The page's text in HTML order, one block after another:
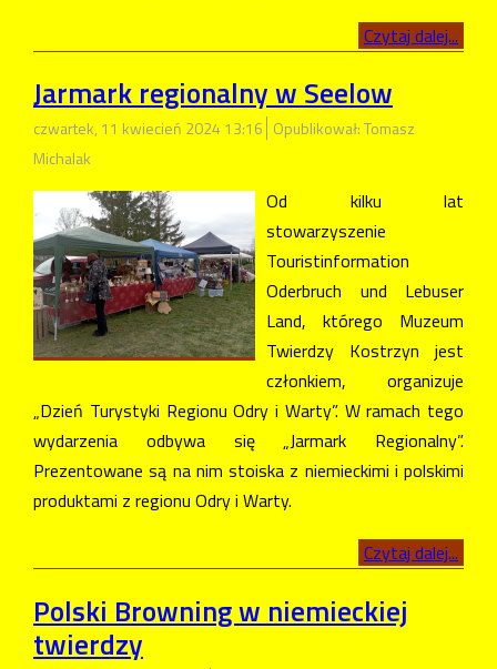
Czytaj dalej...
Jarmark regionalny w Seelow
czwartek, 11 kwiecień 2024 13:16 Opublikował: Tomasz
Michalak
Od kilku lat
stowarzyszenie
Touristinformation
Oderbruch und Lebuser
Land, którego Muzeum
Twierdzy Kostrzyn jest
członkiem, organizuje
„Dzień Turystyki Regionu Odry i Warty”. W ramach tego
wydarzenia odbywa się „Jarmark Regionalny”.
Prezentowane są na nim stoiska z niemieckimi i polskimi
produktami z regionu Odry i Warty.
Czytaj dalej...
Polski Browning w niemieckiej
twierdzy